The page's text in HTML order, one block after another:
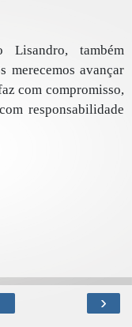
também
merecemos avançar
com compromisso,
responsabilidade
›